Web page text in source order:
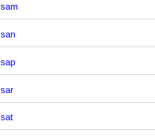
sam
san
sap
sar
sat